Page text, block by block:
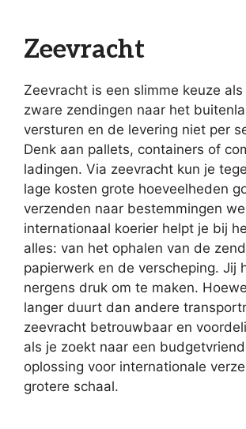
Zeevracht
Zeevracht is een slimme keuze
zware zendingen naar het
versturen en de levering niet per
Denk aan pallets, containers of
ladingen. Via zeevracht kun je
lage kosten grote hoeveelheden
verzenden naar bestemmingen
internationaal koerier helpt je bij
alles: van het ophalen van de
papierwerk en de verscheping. Jij
nergens druk om te maken.
langer duurt dan andere
zeevracht betrouwbaar en
als je zoekt naar een
oplossing voor internationale
grotere schaal.